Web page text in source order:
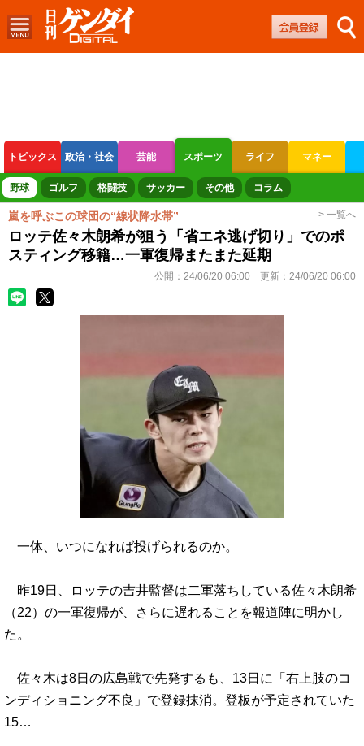
トピックス 政治・社会 芸能 スポーツ ライフ マネー
ボートレース 競輪 オートレース
野球 ゴルフ 格闘技 サッカー その他 コラム
嵐を呼ぶこの球団の“線状降水帯” > 一覧へ
ロッテ佐々木朗希が狙う「省エネ逃げ切り」でのポ
スティング移籍…一軍復帰またまた延期
公開： 24/06/20 06:00 更新： 24/06/20 06:00
一体、いつになれば投げられるのか。
昨19日、ロッテの吉井監督は二軍落ちしている佐々木朗希
（22）の一軍復帰が、さらに遅れることを報道陣に明かし
た。
佐々木は8日の広島戦で先発するも、13日に「右上肢のコ
ンディショニング不良」で登録抹消。登板が予定されていた
15…